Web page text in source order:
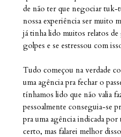
de não ter que negociar tuk-
nossa experiência ser muito
já tinha lido muitos relatos
golpes e se estressou com
Tudo começou na verdade
uma agência pra fechar o
tínhamos lido que não valia
pessoalmente conseguia-se
pra uma agência indicada por
certo, mas falarei melhor